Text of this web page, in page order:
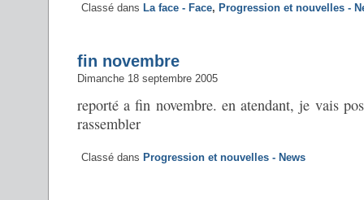
Classé dans La face - Face, Progression et nouvelles -
fin novembre
Dimanche 18 septembre 2005
reporté a fin novembre. en atendant, je vais
rassembler
Classé dans Progression et nouvelles - News